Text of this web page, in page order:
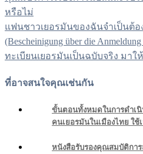
หรือไม่
แฟนชาวเยอรมันของฉันจำเป็นต้
(Bescheinigung über die
ทะเบียนเยอรมันเป็นฉบับจริง มา
ที่อาจสนใจคุณเช่นกัน
ขั้นตอนทั้งหมดในการดำเ
คนเยอรมันในเมืองไทย ใช้
หนังสือรับรองคุณสมบัติกา